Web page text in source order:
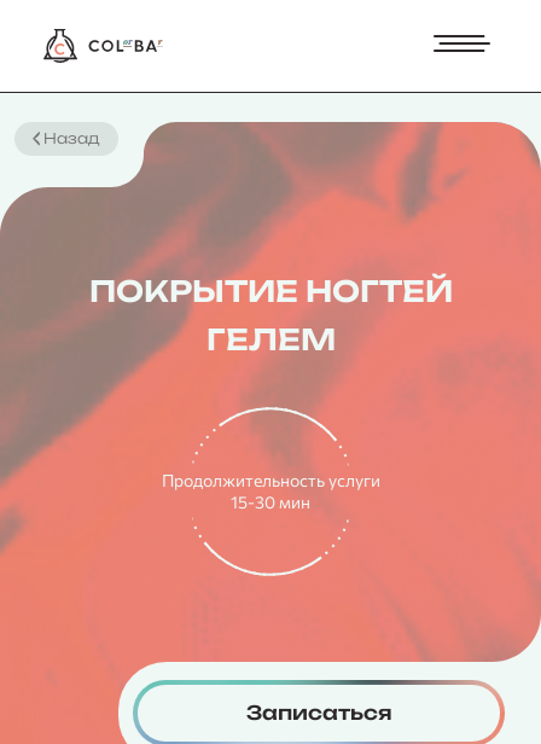
ПОКРЫТИЕ НОГТЕЙ
ГЕЛЕМ
Продолжительность услуги
15-30 мин
Назад
Записаться